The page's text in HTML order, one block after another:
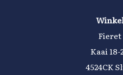
Fieret
Kaai 18-
4524CK